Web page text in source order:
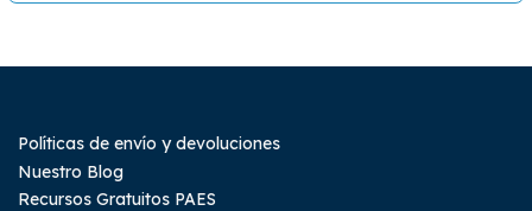
Políticas de envío y devoluciones
Nuestro Blog
Recursos Gratuitos PAES